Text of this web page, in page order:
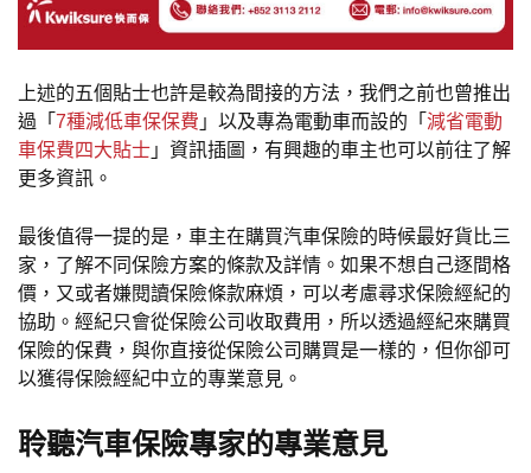
上述的五個貼士也許是較為間接的方法，我們之前也曾推出
過「 7種減低車保保費 」以及專為電動車而設的「 減省電動
車保費四大貼士 」資訊插圖，有興趣的車主也可以前往了解
更多資訊。
最後值得一提的是，車主在購買汽車保險的時候最好貨比三
家，了解不同保險方案的條款及詳情。如果不想自己逐間格
價，又或者嫌閱讀保險條款麻煩，可以考慮尋求保險經紀的
協助。經紀只會從保險公司收取費用，所以透過經紀來購買
保險的保費，與你直接從保險公司購買是一樣的，但你卻可
以獲得保險經紀中立的專業意見。
聆聽汽車保險專家的專業意見